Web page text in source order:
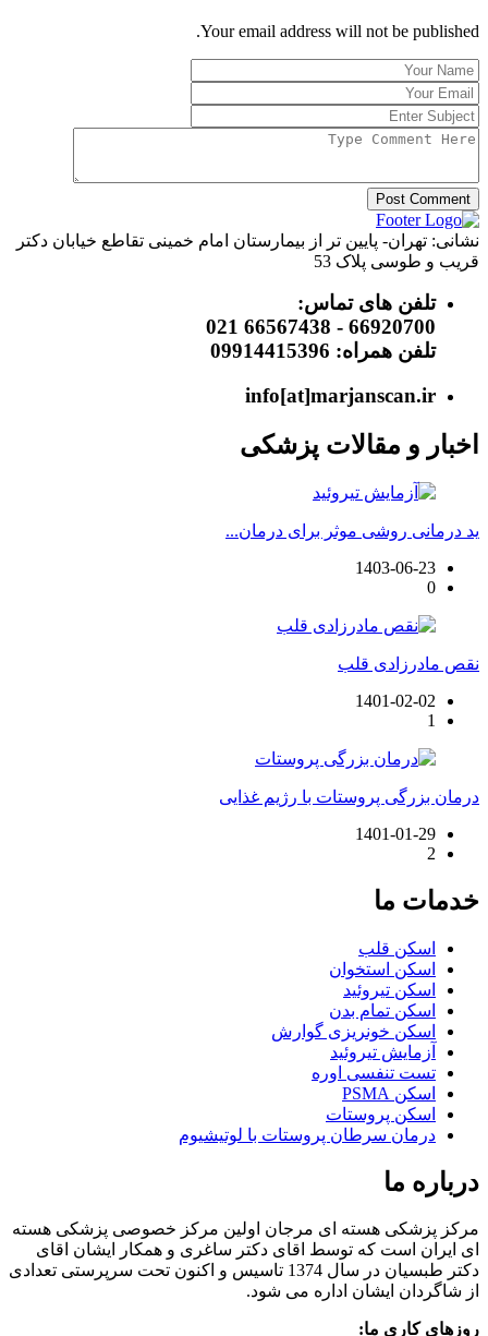
Your email address will not be published.
Post Comment
نشانی: تهران- پایین تر از بیمارستان امام خمینی تقاطع خیابان دکتر
قریب و طوسی پلاک 53
تلفن های تماس:
66920700 - 66567438 021
تلفن همراه: 09914415396
info[at]marjanscan.ir
اخبار و مقالات پزشکی
ید درمانی روشی موثر برای درمان...
1403-06-23
0
نقص مادرزادی قلب
1401-02-02
1
درمان بزرگی پروستات با رژیم غذایی
1401-01-29
2
خدمات ما
اسکن قلب
اسکن استخوان
اسکن تیروئید
اسکن تمام بدن
اسکن خونریزی گوارش
آزمایش تیروئید
تست تنفسی اوره
اسکن PSMA
اسکن پروستات
درمان سرطان پروستات با لوتیشیوم
درباره ما
مرکز پزشکی هسته ای مرجان اولین مرکز خصوصی پزشکی هسته
ای ایران است که توسط اقای دکتر ساغری و همکار ایشان اقای
دکتر طبسیان در سال 1374 تاسیس و اکنون تحت سرپرستی تعدادی
از شاگردان ایشان اداره می شود.
روزهای کاری ما: